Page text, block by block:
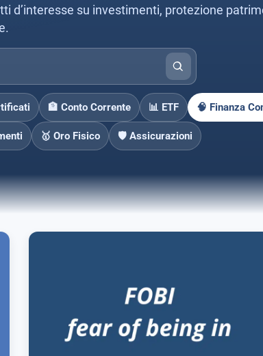
d’interesse su investimenti, protezione
🏦 Conto Corrente 📊 ETF 🧠 Finanza
🥇 Oro Fisico 🛡️ Assicurazioni